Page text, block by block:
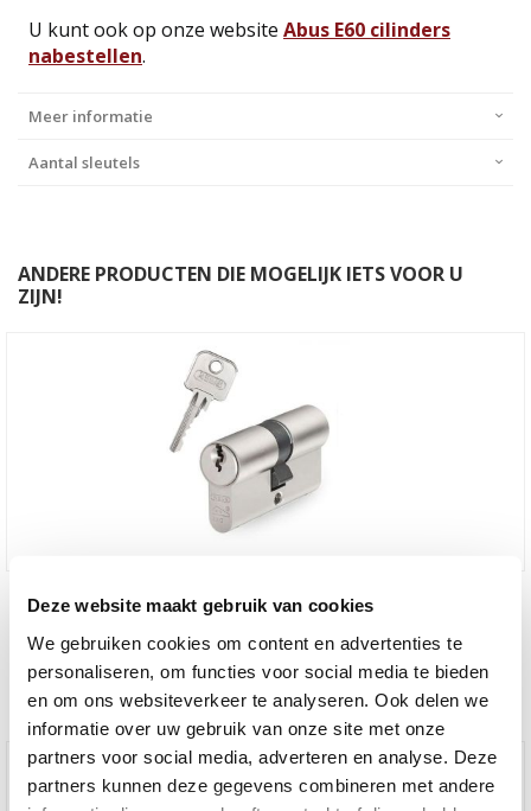
Deze website maakt gebruik van cookies
We gebruiken cookies om content en advertenties te
personaliseren, om functies voor social media te bieden
en om ons websiteverkeer te analyseren. Ook delen we
informatie over uw gebruik van onze site met onze
partners voor social media, adverteren en analyse. Deze
partners kunnen deze gegevens combineren met andere
U kunt ook op onze website Abus E60 cilinders
nabestellen.
Meer informatie
Aantal sleutels
ANDERE PRODUCTEN DIE MOGELIJK IETS VOOR U
ZIJN!
1x Cilinderslot Abus E60 SKG2
€ 28,50